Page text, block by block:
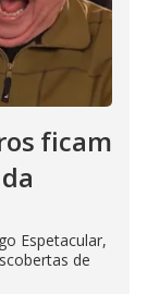
ficam
Espetacular,
de